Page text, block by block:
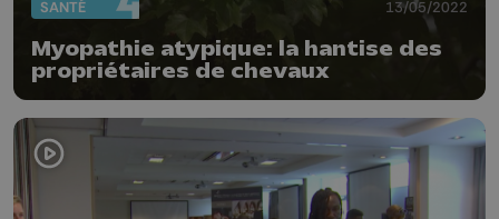
SANTÉ 13/05/2022
Myopathie atypique: la hantise des
propriétaires de chevaux